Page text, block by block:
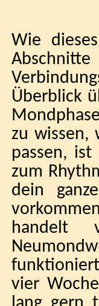
Wie
Überblick
zu wissen,
passen,
zum
dein
handelt
vier